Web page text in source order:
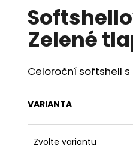
produktu
je
0,0
z
hvězdiček.
Zelené
Celoroční softshell
VARIANTA
Zvolte variantu
HLEDAT